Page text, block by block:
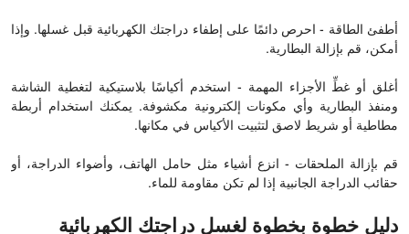
أطفئ الطاقة - احرص دائمًا على إطفاء دراجتك الكهربائية قبل غسلها. وإذا
أمكن، قم بإزالة البطارية.
أغلق أو غطِّ الأجزاء المهمة - استخدم أكياسًا بلاستيكية لتغطية الشاشة
ومنفذ البطارية وأي مكونات إلكترونية مكشوفة. يمكنك استخدام أربطة
مطاطية أو شريط لاصق لتثبيت الأكياس في مكانها.
قم بإزالة الملحقات - انزع أشياء مثل حامل الهاتف، وأضواء الدراجة، أو
حقائب الدراجة الجانبية إذا لم تكن مقاومة للماء.
دليل خطوة بخطوة لغسل دراجتك الكهربائية